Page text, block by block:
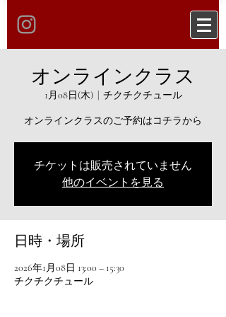
オンラインクラス
1月08日(木)
  |
チクチクチュール
オンラインクラスのご予約はコチラから
チケットは販売されていません
他のイベントを見る
日時・場所
2026年1月08日 13:00 – 15:30
チクチクチュール